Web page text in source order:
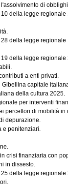
di
della legge
della legge
della legge
a enti privati.
Gibellina capitale
della cultura 2025.
per interventi
percettori di mobilità
depurazione.
e penitenziari.
crisi finanziaria con
in dissesto.
della legge regionale